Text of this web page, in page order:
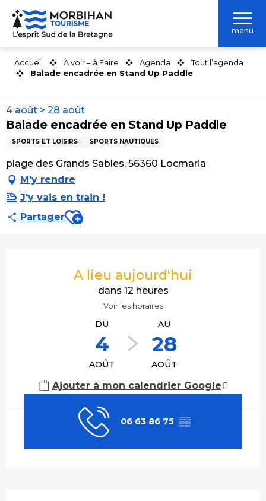
Aller
contenu
menu
Accueil À voir – à Faire Agenda
Tout l’agenda
Balade encadrée en Stand Up Paddle
4 août > 28 août
Balade encadrée en Stand Up Paddle
SPORTS ET LOISIRS SPORTS NAUTIQUES
plage des Grands Sables, 56360 Locmaria
M'y rendre
J'y vais en train !
PartagerAjouter aux favoris
A lieu aujourd'hui
dans 12 heures
Voir les horaires
DU
4
AOÛT
AU
28
AOÛT
Ajouter à mon calendrier Google
06 63 86 75 ▒▒